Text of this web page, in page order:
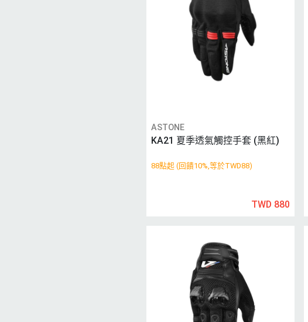
ASTONE
KA21 夏季透氣觸控手套 (黑紅)
88點起 (回饋10%,等於TWD88)
TWD 880